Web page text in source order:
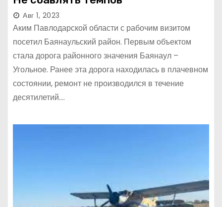
Авг 1, 2023
Аким Павлодарской области с рабочим визитом
посетил Баянаульский район. Первым объектом
стала дорога районного значения Баянаул –
Угольное. Ранее эта дорога находилась в плачевном
состоянии, ремонт не производился в течение
десятилетий.…